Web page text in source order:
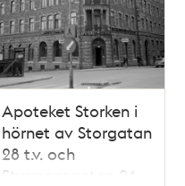
Apoteket Storken i
hörnet av Storgatan
28 t.v. och
Styrmansgatan 24